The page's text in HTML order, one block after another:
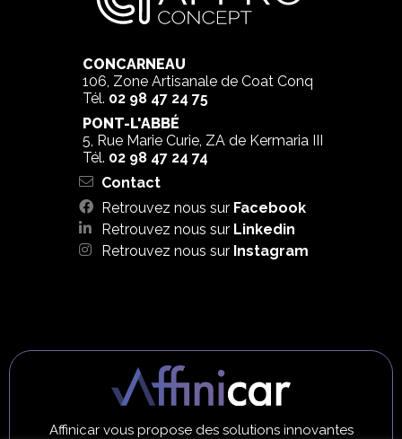
CONCARNEAU
106, Zone Artisanale de Coat Conq
Tél. 02 98 47 24 75
PONT-L'ABBÉ
5, Rue Marie Curie, ZA de Kermaria III
Tél. 02 98 47 24 74
Contact
Retrouvez nous sur Facebook
Retrouvez nous sur Linkedin
Retrouvez nous sur Instagram
Affinicar vous propose des solutions innovantes